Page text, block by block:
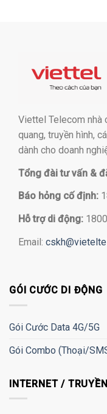
Viettel Telecom nhà
quang, truyền hình,
dành cho doanh
Tổng đài tư vấn &
Báo hỏng cố định:
Hỗ trợ di động:
Email:
GÓI CƯỚC DI ĐỘNG
Gói Cước Data 4G/5G
Gói Combo (Thoại/
INTERNET /